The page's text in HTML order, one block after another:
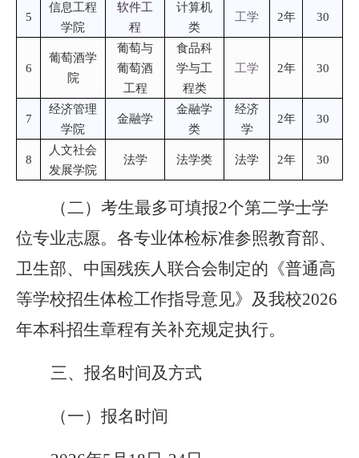
5
信息工程
学院
软件工
程
计算机
类
工学 2年 30
6
葡萄酒学
院
葡萄与
葡萄酒
工程
食品科
学与工
程类
工学 2年 30
7
经济管理
学院
金融学
金融学
类
经济
学
2年 30
8
人文社会
发展学院
法学 法学类 法学 2年 30
（二）考生最多可填报2个第二学士学
位专业志愿。各专业体检标准参照教育部、
卫生部、中国残疾人联合会制定的《普通高
等学校招生体检工作指导意见》及我校2026
年本科招生章程有关补充规定执行。
三、报名时间及方式
（一）报名时间